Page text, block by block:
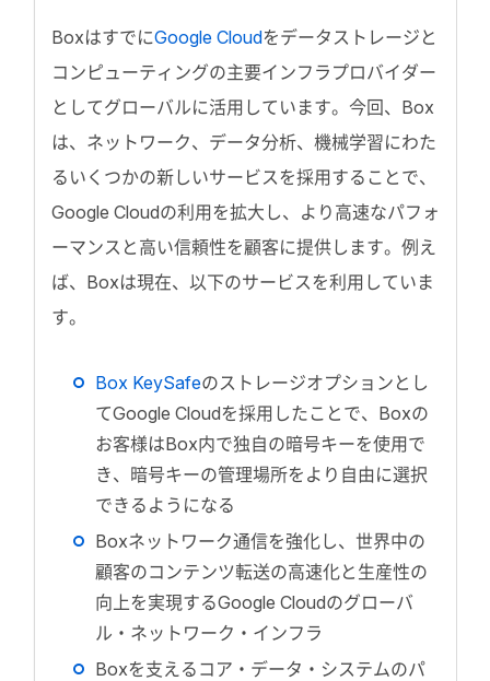
BoxはすでにGoogle Cloudをデータストレージと
コンピューティングの主要インフラプロバイダー
としてグローバルに活用しています。今回、Box
は、ネットワーク、データ分析、機械学習にわた
るいくつかの新しいサービスを採用することで、
Google Cloudの利用を拡大し、より高速なパフォ
ーマンスと高い信頼性を顧客に提供します。例え
ば、Boxは現在、以下のサービスを利用していま
す。
Box KeySafeのストレージオプションとし
てGoogle Cloudを採用したことで、Boxの
お客様はBox内で独自の暗号キーを使用で
き、暗号キーの管理場所をより自由に選択
できるようになる
Boxネットワーク通信を強化し、世界中の
顧客のコンテンツ転送の高速化と生産性の
向上を実現するGoogle Cloudのグローバ
ル・ネットワーク・インフラ
Boxを支えるコア・データ・システムのパ